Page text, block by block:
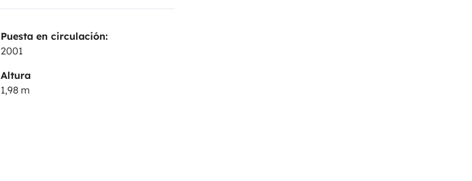
Puesta en circulación:
2001
Altura
1,98 m